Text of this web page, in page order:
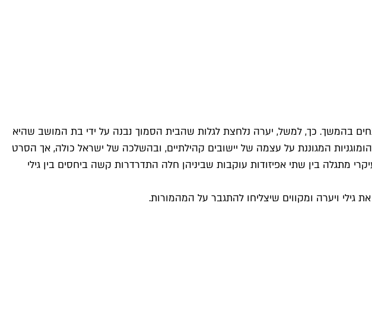
בהמשך. כך, למשל, יערה נלחצת לגלות שהבית הסמוך נבנה על ידי בת המושב שהיא
המגוננת על עצמה של יישובים קהילתיים, ובהשלכה של ישראל כולה, אך הסרט
מתגלה בין שתי אפיזודות עוקבות שביניהן חלה התדרדרות קשה ביחסים בין גילי
גילי ויערה ומקווים שיצליחו להתגבר על המהמורות.